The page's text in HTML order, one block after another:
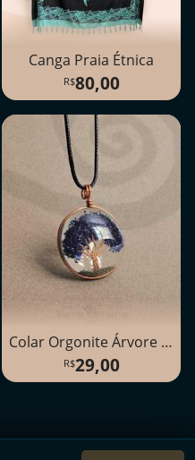
Canga Praia Étnica
80,00
Colar Orgonite Árvore da Vida
29,00